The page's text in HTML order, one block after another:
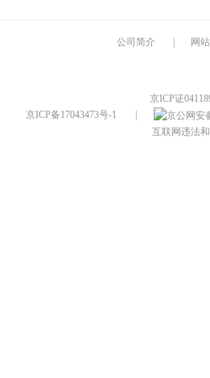
公司简介 网
京ICP证
京ICP备17043473号-1
互联网违法